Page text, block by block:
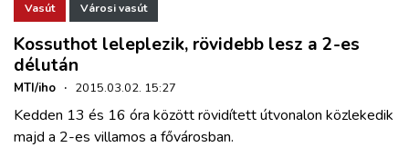
Vasút Városi vasút
Kossuthot leleplezik, rövidebb lesz a 2-es
délután
MTI/iho · 2015.03.02. 15:27
Kedden 13 és 16 óra között rövidített útvonalon közlekedik
majd a 2-es villamos a fővárosban.